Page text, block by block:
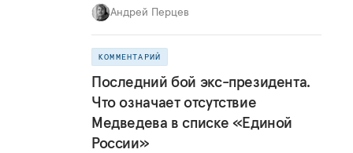
Андрей Перцев
КОММЕНТАРИЙ
Последний бой экс-президента.
Что означает отсутствие
Медведева в списке «Единой
России»